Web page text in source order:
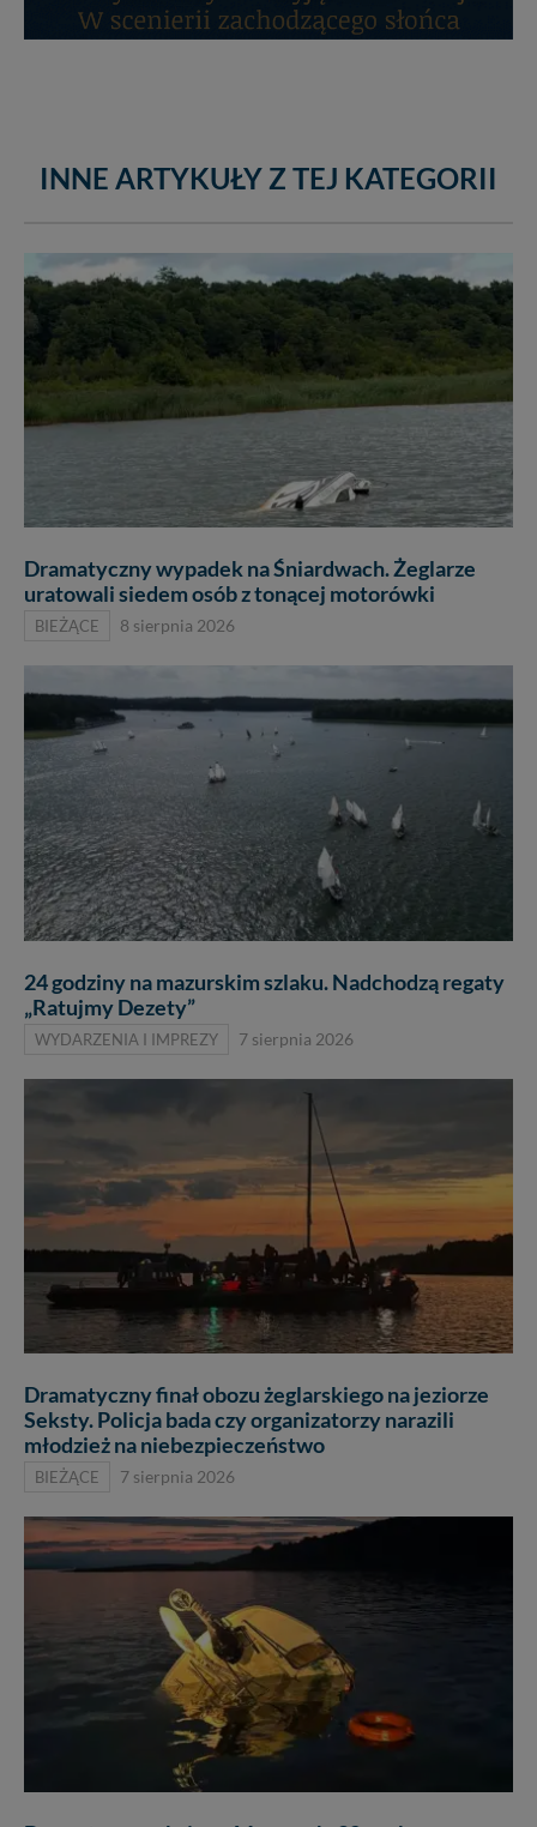
INNE ARTYKUŁY Z TEJ KATEGORII
Dramatyczny wypadek na Śniardwach. Żeglarze
uratowali siedem osób z tonącej motorówki
BIEŻĄCE 8 sierpnia 2026
24 godziny na mazurskim szlaku. Nadchodzą regaty
„Ratujmy Dezety”
WYDARZENIA I IMPREZY 7 sierpnia 2026
Dramatyczny finał obozu żeglarskiego na jeziorze
Seksty. Policja bada czy organizatorzy narazili
młodzież na niebezpieczeństwo
BIEŻĄCE 7 sierpnia 2026